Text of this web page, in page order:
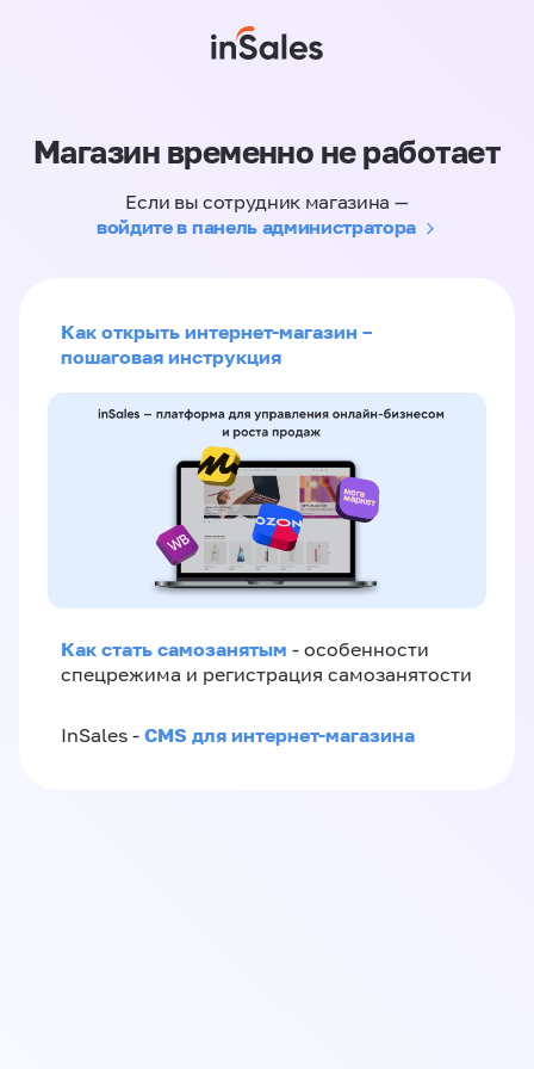
Магазин временно не работает
Если вы сотрудник магазина —
войдите в панель администратора
Как открыть интернет-магазин –
пошаговая инструкция
Как стать самозанятым - особенности
спецрежима и регистрация самозанятости
InSales - CMS для интернет-магазина